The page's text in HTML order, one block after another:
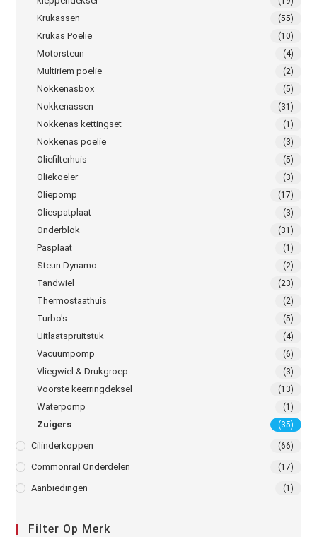
Krukassen (55)
Krukas Poelie (10)
Motorsteun (4)
Multiriem poelie (2)
Nokkenasbox (5)
Nokkenassen (31)
Nokkenas kettingset (1)
Nokkenas poelie (3)
Oliefilterhuis (5)
Oliekoeler (3)
Oliepomp (17)
Oliespatplaat (3)
Onderblok (31)
Pasplaat (1)
Steun Dynamo (2)
Tandwiel (23)
Thermostaathuis (2)
Turbo's (5)
Uitlaatspruitstuk (4)
Vacuumpomp (6)
Vliegwiel & Drukgroep (3)
Voorste keerringdeksel (13)
Waterpomp (1)
Zuigers (35)
Cilinderkoppen (66)
Commonrail Onderdelen (17)
Aanbiedingen (1)
Filter Op Merk